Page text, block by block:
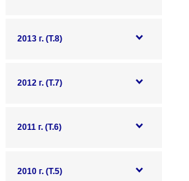
2013 г. (Т.8)
2012 г. (Т.7)
2011 г. (Т.6)
2010 г. (Т.5)